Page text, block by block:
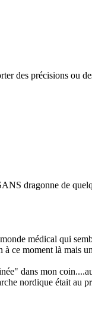
des précisions ou
dragonne de
médical qui
ce moment là
dans mon
nordique était au